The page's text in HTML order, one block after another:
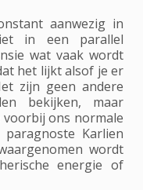
aanwezig in
in een parallel
wat vaak wordt
het lijkt alsof je er
zijn geen andere
bekijken, maar
ons normale
Karlien
wordt
energie of